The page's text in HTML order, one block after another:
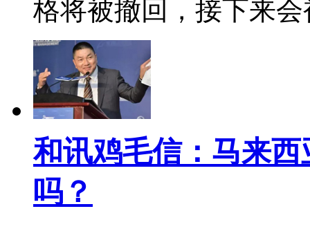
格将被撤回，接下
和讯鸡毛信：马来
吗？